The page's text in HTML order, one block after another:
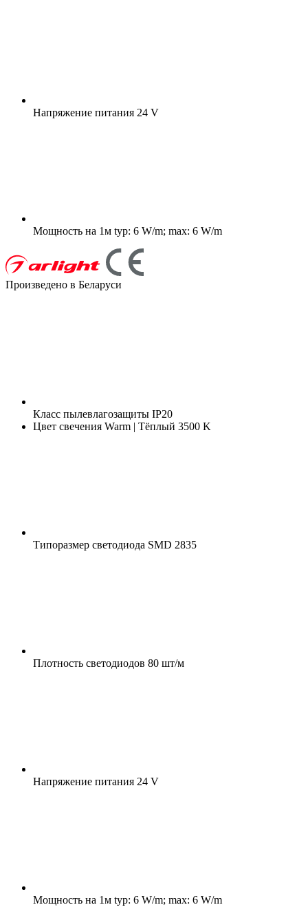
Напряжение питания 24 V
Мощность на 1м typ: 6 W/m; max: 6 W/m
Произведено в Беларуси
Класс пылевлагозащиты IP20
Цвет свечения Warm | Тёплый 3500 K
Типоразмер светодиода SMD 2835
Плотность светодиодов 80 шт/м
Напряжение питания 24 V
Мощность на 1м typ: 6 W/m; max: 6 W/m